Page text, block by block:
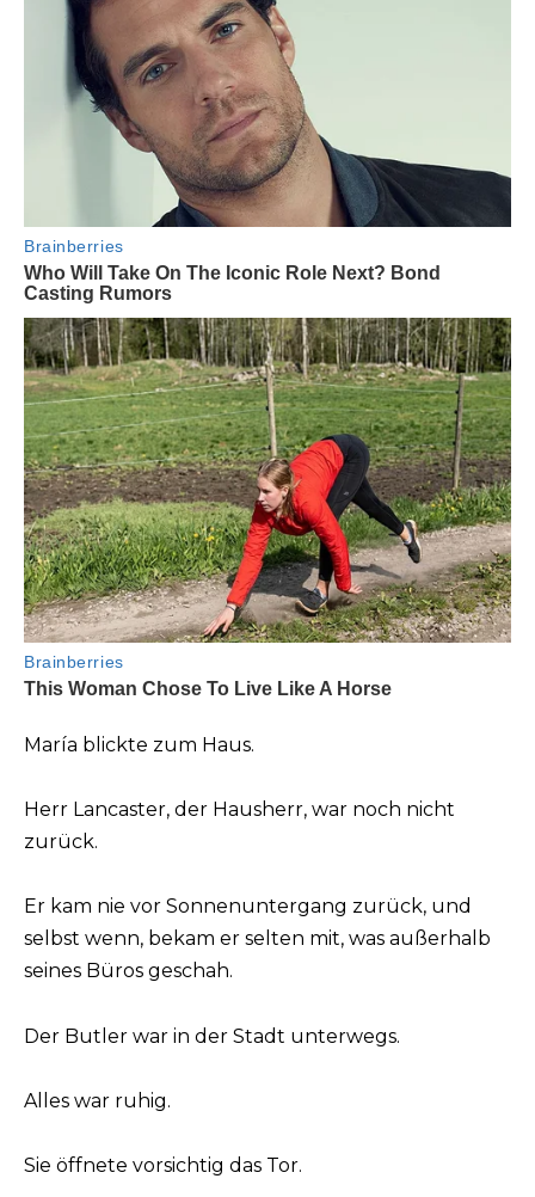
María blickte zum Haus.
Herr Lancaster, der Hausherr, war noch nicht
zurück.
Er kam nie vor Sonnenuntergang zurück, und
selbst wenn, bekam er selten mit, was außerhalb
seines Büros geschah.
Der Butler war in der Stadt unterwegs.
Alles war ruhig.
Sie öffnete vorsichtig das Tor.